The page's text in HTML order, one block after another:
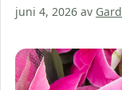
juni 4, 2026 av